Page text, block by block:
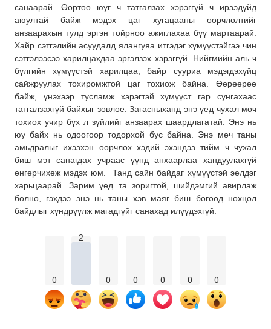
санаарай. Өөртөө юуг ч татгалзах хэрэггүй ч ирээдүйд
аюултай байж мэдэх цаг хугацааны өөрчлөлтийг
анзаарахын тулд эргэн тойрноо ажиглахаа бүү мартаарай.
Хайр сэтгэлийн асуудалд ялангуяа итгэдэг хүмүүстэйгээ чин
сэтгэлээсээ харилцахдаа эргэлзэх хэрэггүй. Нийгмийн аль ч
бүлгийн хүмүүстэй харилцаа, байр сууриа мэдэгдэхүйц
сайжруулах тохиромжтой цаг тохиож байна. Өөрөөрөө
байж, үнэхээр тусламж хэрэгтэй хүмүүст гар сунгахаас
татгалзахгүй байхыг зөвлөе. Загасныханд энэ үед чухал мөч
тохиох учир бүх л зүйлийг анзаарах шаардлагатай. Энэ нь
юу байх нь одоогоор тодорхой бус байна. Энэ мөч таны
амьдралыг ихээхэн өөрчлөх хэдий эхэндээ тийм ч чухал
биш мэт санагдах учраас үүнд анхаарлаа хандуулахгүй
өнгөрчихөж мэдэх юм. Танд сайн байдаг хүмүүстэй эелдэг
харьцаарай. Зарим үед та зоригтой, шийдэмгий авирлаж
болно, гэхдээ энэ нь таны хэв маяг биш бөгөөд нөхцөл
байдлыг хүндрүүлж магадгүйг санахад илүүдэхгүй.
0
2
0 0 0 0 0